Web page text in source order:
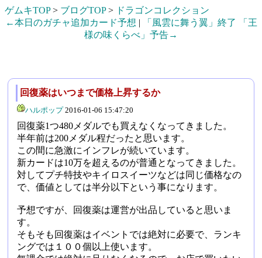
ゲムキTOP> ブログTOP> ドラゴンコレクション
←本日のガチャ追加カード予想 |
「風雲に舞う翼」終了 「王
様の味くらべ」予告→
回復薬はいつまで価格上昇するか
ハルポップ2016-01-06 15:47:20
回復薬1つ480メダルでも買えなくなってきました。
半年前は200メダル程だったと思います。
この間に急激にインフレが続いています。
新カードは10万を超えるのが普通となってきました。
対してプチ特技やキイロスイーツなどは同じ価格なの
で、価値としては半分以下という事になります。
予想ですが、回復薬は運営が出品していると思いま
す。
そもそも回復薬はイベントでは絶対に必要で、ランキ
ングでは１００個以上使います。